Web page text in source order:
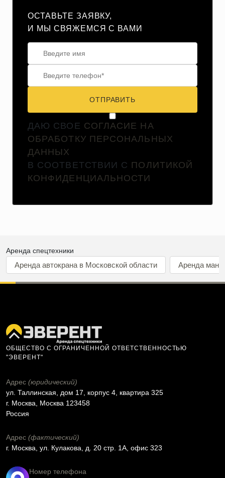
ОСТАВЬТЕ ЗАЯВКУ,
И МЫ СВЯЖЕМСЯ С ВАМИ
ОТПРАВИТЬ
ДАЮ СВОЕ СОГЛАСИЕ НА
ОБРАБОТКУ ПЕРСОНАЛЬНЫХ
ДАННЫХ
В СООТВЕТСТВИИ С ПОЛИТИКОЙ
КОНФИДЕНЦИАЛЬНОСТИ
Аренда спецтехники
Аренда автокрана в Московской области Аренда
ОБЩЕСТВО С ОГРАНИЧЕННОЙ ОТВЕТСТВЕННОСТЬЮ
"ЭВЕРЕНТ"
Адрес (юридический)
ул. Таллинская, дом 17, корпус 4, квартира 325
г. Москва, Москва 123458
Россия
Адрес (фактический)
г. Москва, ул. Кулакова, д. 20 стр. 1А, офис 323
Номер телефона